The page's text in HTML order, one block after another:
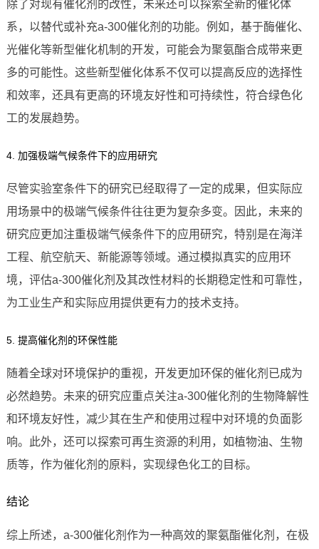
除了对现有催化剂的改性，未来还可以探索全新的催化体
系，以替代或补充a-300催化剂的功能。例如，基于酶催化、
光催化等新型催化机制的开发，可能会为聚氨酯合成带来更
多的可能性。这些新型催化体系不仅可以提高反应的选择性
和效率，还具有更高的环境友好性和可持续性，符合绿色化
工的发展趋势。
4. 加强极端气候条件下的应用研究
尽管实验室条件下的研究已经取得了一定的成果，但实际应
用场景中的极端气候条件往往更为复杂多变。因此，未来的
研究应更加注重极端气候条件下的应用研究，特别是在海洋
工程、航空航天、新能源等领域。通过模拟真实的应用环
境，评估a-300催化剂及其改性材料的长期稳定性和可靠性，
为工业生产和实际应用提供更有力的技术支持。
5. 提高催化剂的环保性能
随着全球对环境保护的重视，开发更加环保的催化剂已成为
必然趋势。未来的研究应重点关注a-300催化剂的生物降解性
和环境友好性，减少其在生产和使用过程中对环境的负面影
响。此外，还可以探索可再生资源的利用，如植物油、生物
质等，作为催化剂的原料，实现绿色化工的目标。
结论
综上所述，a-300催化剂作为一种高效的聚氨酯催化剂，在极